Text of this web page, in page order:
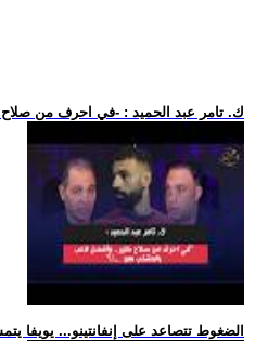
.. ك. تامر عبد الحميد : -في احرف من
.. الضغوط تتصاعد على إنفانتينو... يويفا